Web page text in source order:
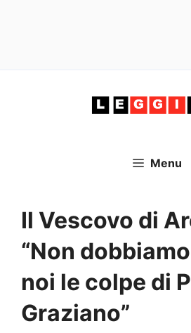
Menu
Il Vescovo di
“Non
noi le colpe di
Graziano”